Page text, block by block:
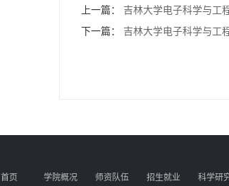
上一篇：
吉林大学电子科学与工
下一篇：
吉林大学电子科学与工
首页 学院概况 师资队伍 招生就业 科学研